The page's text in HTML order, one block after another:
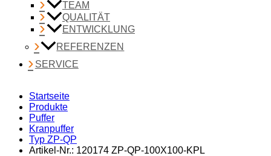
TEAM
QUALITÄT
ENTWICKLUNG
REFERENZEN
SERVICE
Startseite
Produkte
Puffer
Kranpuffer
Typ ZP-QP
Artikel-Nr.: 120174 ZP-QP-100X100-KPL